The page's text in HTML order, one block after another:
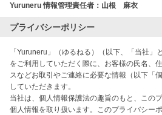
Yuruneru情報管理責任者： 山根 麻衣
プライバシーポリシー
「Yuruneru」（ゆるねる）（以下、「当社」
をご利用していただく際に、お客様の氏名、
スなどお取引やご連絡に必要な情報（以下「
していただきます。
当社は、個人情報保護法の趣旨のもと、この
個人情報を取り扱います。このプライバシー